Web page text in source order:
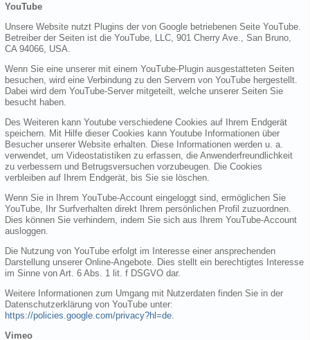
YouTube
Unsere Website nutzt Plugins der von Google betriebenen Seite YouTube.
Betreiber der Seiten ist die YouTube, LLC, 901 Cherry Ave., San Bruno,
CA 94066, USA.
Wenn Sie eine unserer mit einem YouTube-Plugin ausgestatteten Seiten
besuchen, wird eine Verbindung zu den Servern von YouTube hergestellt.
Dabei wird dem YouTube-Server mitgeteilt, welche unserer Seiten Sie
besucht haben.
Des Weiteren kann Youtube verschiedene Cookies auf Ihrem Endgerät
speichern. Mit Hilfe dieser Cookies kann Youtube Informationen über
Besucher unserer Website erhalten. Diese Informationen werden u. a.
verwendet, um Videostatistiken zu erfassen, die Anwenderfreundlichkeit
zu verbessern und Betrugsversuchen vorzubeugen. Die Cookies
verbleiben auf Ihrem Endgerät, bis Sie sie löschen.
Wenn Sie in Ihrem YouTube-Account eingeloggt sind, ermöglichen Sie
YouTube, Ihr Surfverhalten direkt Ihrem persönlichen Profil zuzuordnen.
Dies können Sie verhindern, indem Sie sich aus Ihrem YouTube-Account
ausloggen.
Die Nutzung von YouTube erfolgt im Interesse einer ansprechenden
Darstellung unserer Online-Angebote. Dies stellt ein berechtigtes Interesse
im Sinne von Art. 6 Abs. 1 lit. f DSGVO dar.
Weitere Informationen zum Umgang mit Nutzerdaten finden Sie in der
Datenschutzerklärung von YouTube unter:
https://policies.google.com/privacy?hl=de
Vimeo